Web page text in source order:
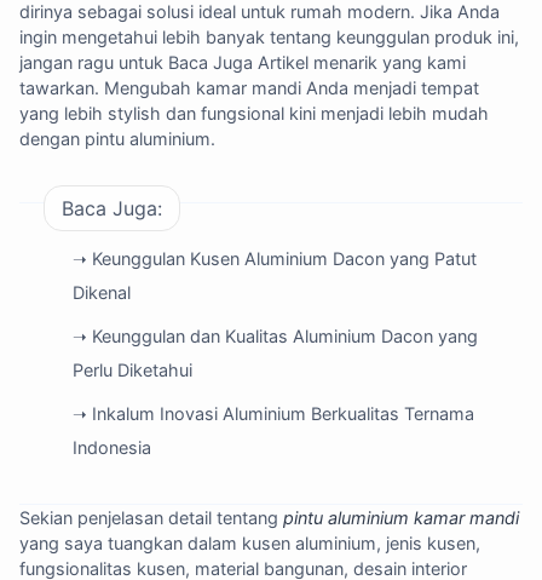
dirinya sebagai solusi ideal untuk rumah modern. Jika Anda
ingin mengetahui lebih banyak tentang keunggulan produk ini,
jangan ragu untuk Baca Juga Artikel menarik yang kami
tawarkan. Mengubah kamar mandi Anda menjadi tempat
yang lebih stylish dan fungsional kini menjadi lebih mudah
dengan pintu aluminium.
Baca Juga:
➝ Keunggulan Kusen Aluminium Dacon yang Patut
Dikenal
➝ Keunggulan dan Kualitas Aluminium Dacon yang
Perlu Diketahui
➝ Inkalum Inovasi Aluminium Berkualitas Ternama
Indonesia
Sekian penjelasan detail tentang pintu aluminium kamar mandi
yang saya tuangkan dalam kusen aluminium, jenis kusen,
fungsionalitas kusen, material bangunan, desain interior